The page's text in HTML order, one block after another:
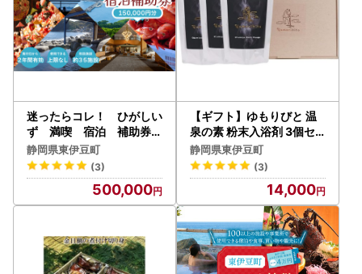
迷ったらコレ！ ひがしい
ず 満喫 宿泊 補助券
（15万円分）J001／静岡
県 東伊豆町
静岡県東伊豆町
(3)
500,000
【ギフト】ゆもりびと 温
泉の素 粉末入浴剤 3個セ
ット 1183 ／ 保湿美肌名湯
伊豆玉翠監修 計量容器付
静岡県東伊豆町
(3)
14,000